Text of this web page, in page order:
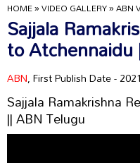
HOME»VIDEO GALLERY»ABN
Sajjala
to
ABN, First Publish Date -
Sajjala Ramakrishna
|| ABN Telugu